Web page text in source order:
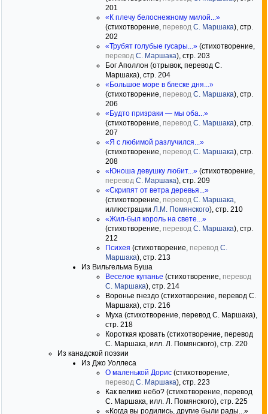
201
«К плечу белоснежному милой...»
(стихотворение, перевод С. Маршака), стр.
202
«Трубят голубые гусары...» (стихотворение,
перевод С. Маршака), стр. 203
Бог Аполлон (отрывок, перевод С.
Маршака), стр. 204
«Большое море в блеске дня...»
(стихотворение, перевод С. Маршака), стр.
206
«Будто призраки — мы оба...»
(стихотворение, перевод С. Маршака), стр.
207
«Я с любимой разлучился...»
(стихотворение, перевод С. Маршака), стр.
208
«Юноша девушку любит...» (стихотворение,
перевод С. Маршака), стр. 209
«Скрипят от ветра деревья...»
(стихотворение, перевод С. Маршака
иллюстрации Л.М. Помянского), стр. 210
«Жил-был король на свете...»
(стихотворение, перевод С. Маршака), стр.
212
Психея (стихотворение, перевод С.
Маршака), стр. 213
Из Вильгельма Буша
Веселое купанье (стихотворение, перевод
С. Маршака), стр. 214
Воронье гнездо (стихотворение, перевод С.
Маршака), стр. 216
Муха (стихотворение, перевод С. Маршака),
стр. 218
Короткая кровать (стихотворение, перевод
С. Маршака, илл. Л. Помянского), стр. 220
Из канадской поэзии
Из Джо Уоллеса
О маленькой Дорис (стихотворение,
перевод С. Маршака), стр. 223
Как велико небо? (стихотворение, перевод
С. Маршака, илл. Л. Помянского), стр. 225
«Когда вы родились, другие были рады...»